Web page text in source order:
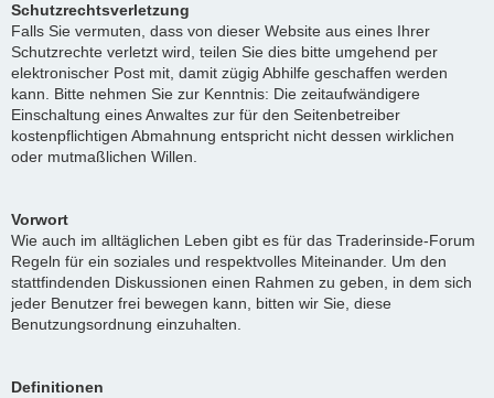
Schutzrechtsverletzung
Falls Sie vermuten, dass von dieser Website aus eines Ihrer
Schutzrechte verletzt wird, teilen Sie dies bitte umgehend per
elektronischer Post mit, damit zügig Abhilfe geschaffen werden
kann. Bitte nehmen Sie zur Kenntnis: Die zeitaufwändigere
Einschaltung eines Anwaltes zur für den Seitenbetreiber
kostenpflichtigen Abmahnung entspricht nicht dessen wirklichen
oder mutmaßlichen Willen.
Vorwort
Wie auch im alltäglichen Leben gibt es für das Traderinside-Forum
Regeln für ein soziales und respektvolles Miteinander. Um den
stattfindenden Diskussionen einen Rahmen zu geben, in dem sich
jeder Benutzer frei bewegen kann, bitten wir Sie, diese
Benutzungsordnung einzuhalten.
Definitionen